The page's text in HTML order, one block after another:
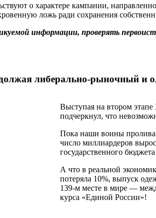
о характере кампании,
ложь ради сохранения
информации, проверять
либерально-рыночный и
Выступая на втором
подчеркнул, что
Пока наши воины
число миллиардеров
государственного
А что в реальной
потеряла 10%, выпуск
139-м месте в мире —
курса «Единой России»!